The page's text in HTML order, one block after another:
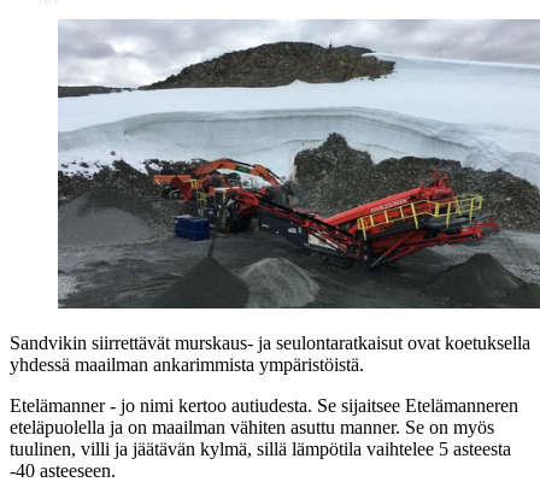
Sandvikin siirrettävät murskaus- ja seulontaratkaisut ovat koetuksella
yhdessä maailman ankarimmista ympäristöistä.
Etelämanner - jo nimi kertoo autiudesta. Se sijaitsee Etelämanneren
eteläpuolella ja on maailman vähiten asuttu manner. Se on myös
tuulinen, villi ja jäätävän kylmä, sillä lämpötila vaihtelee 5 asteesta
-40 asteeseen.